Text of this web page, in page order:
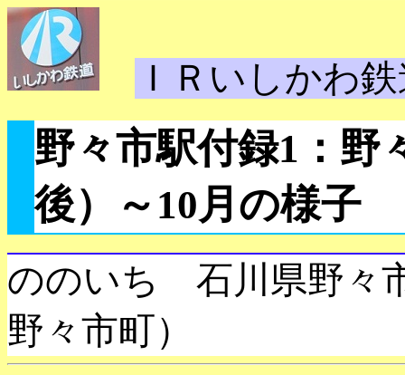
ＩＲいしかわ
野々市駅付録1：
後）～10月の様子
ののいち 石川県野々
野々市町）